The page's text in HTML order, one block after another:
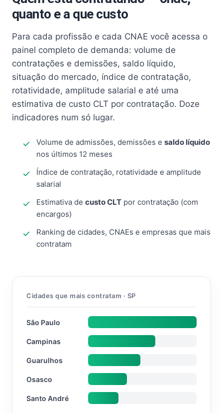
quanto e a que custo
Para cada profissão e cada CNAE você acessa o
painel completo de demanda: volume de
contratações e demissões, saldo líquido,
situação do mercado, índice de contratação,
rotatividade, amplitude salarial e até uma
estimativa de custo CLT por contratação. Doze
indicadores num só lugar.
Volume de admissões, demissões e saldo líquido
nos últimos 12 meses
Índice de contratação, rotatividade e amplitude
salarial
Estimativa de custo CLT por contratação (com
encargos)
Ranking de cidades, CNAEs e empresas que mais
contratam
Cidades que mais contratam · SP
São Paulo
Campinas
Guarulhos
Osasco
Santo André